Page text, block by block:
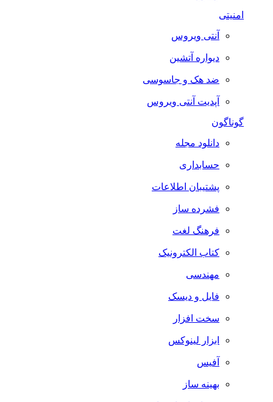
امنیتی
آنتی ویروس
دیواره آتشین
ضد هک و جاسوسی
آپدیت آنتی ویروس
گوناگون
دانلود مجله
حسابداری
پشتیبان اطلاعات
فشرده ساز
فرهنگ لغت
کتاب الکترونیک
مهندسی
فایل و دیسک
سخت افزار
ابزار لینوکس
آفیس
بهینه ساز